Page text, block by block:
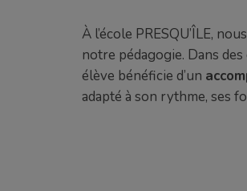
À l’école PRESQU’ÎLE,
notre pédagogie. Dans
élève bénéficie d’un
adapté à son rythme, ses